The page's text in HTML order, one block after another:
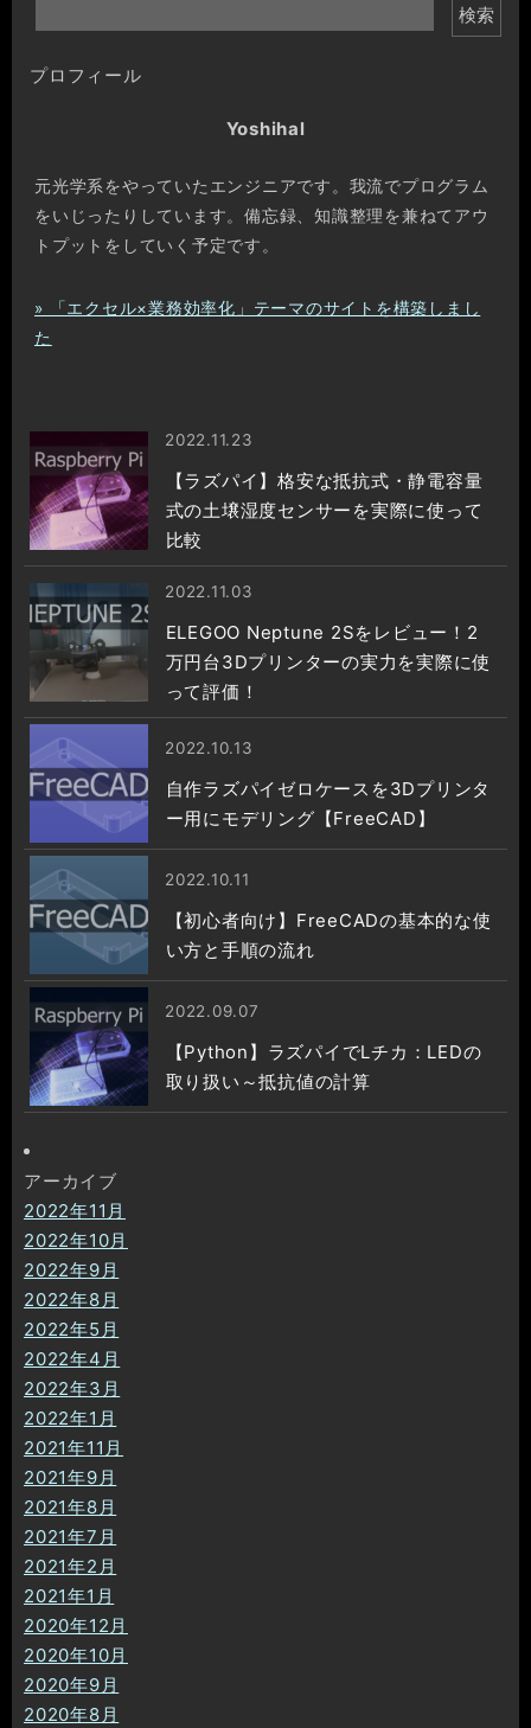
検索
プロフィール
Yoshihal
元光学系をやっていたエンジニアです。我流でプログラム
をいじったりしています。備忘録、知識整理を兼ねてアウ
トプットをしていく予定です。
» 「エクセル×業務効率化」テーマのサイトを構築しまし
た
2022.11.23
【ラズパイ】格安な抵抗式・静電容量
式の土壌湿度センサーを実際に使って
比較
2022.11.03
ELEGOO Neptune 2Sをレビュー！2
万円台3Dプリンターの実力を実際に使
って評価！
2022.10.13
自作ラズパイゼロケースを3Dプリンタ
ー用にモデリング【FreeCAD】
2022.10.11
【初心者向け】FreeCADの基本的な使
い方と手順の流れ
2022.09.07
【Python】ラズパイでLチカ：LEDの
取り扱い～抵抗値の計算
アーカイブ
2022年11月
2022年10月
2022年9月
2022年8月
2022年5月
2022年4月
2022年3月
2022年1月
2021年11月
2021年9月
2021年8月
2021年7月
2021年2月
2021年1月
2020年12月
2020年10月
2020年9月
2020年8月